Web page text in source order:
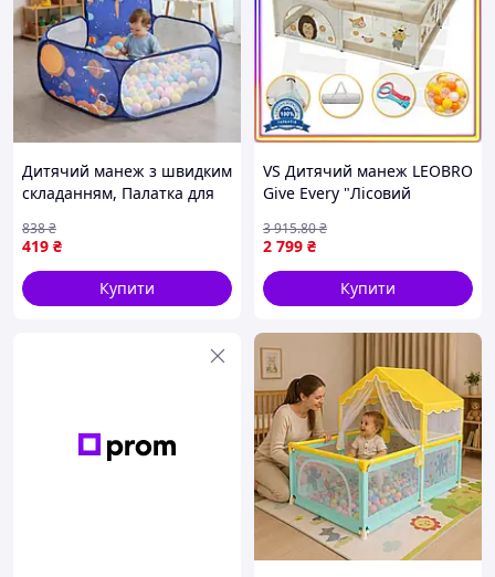
Дитячий автоматичний намет-манеж
Дитячий манеж з швидким
складанням, Палатка для
для дитини від
народження HB-68
419 ₴
838₴
Купити
VS Дитячий манеж LEOBRO
Give Every "Лісовий
Ігровий майданчик для
дітей з кульками для
розвит 32T8_V1
2 799 ₴
3 915.80₴
Купити